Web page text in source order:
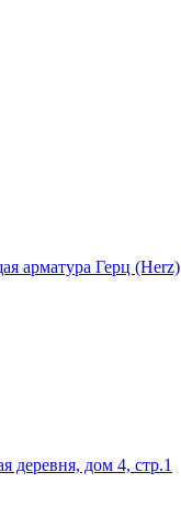
арматура Герц (Herz)
дом 4, стр.1